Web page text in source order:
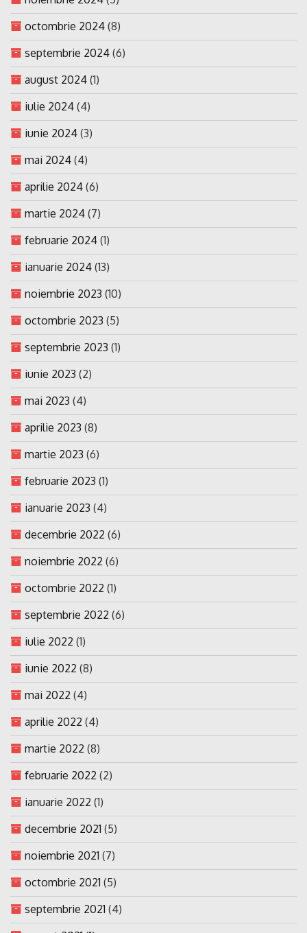
octombrie 2024 (8)
septembrie 2024 (6)
august 2024 (1)
iulie 2024 (4)
iunie 2024 (3)
mai 2024 (4)
aprilie 2024 (6)
martie 2024 (7)
februarie 2024 (1)
ianuarie 2024 (13)
noiembrie 2023 (10)
octombrie 2023 (5)
septembrie 2023 (1)
iunie 2023 (2)
mai 2023 (4)
aprilie 2023 (8)
martie 2023 (6)
februarie 2023 (1)
ianuarie 2023 (4)
decembrie 2022 (6)
noiembrie 2022 (6)
octombrie 2022 (1)
septembrie 2022 (6)
iulie 2022 (1)
iunie 2022 (8)
mai 2022 (4)
aprilie 2022 (4)
martie 2022 (8)
februarie 2022 (2)
ianuarie 2022 (1)
decembrie 2021 (5)
noiembrie 2021 (7)
octombrie 2021 (5)
septembrie 2021 (4)